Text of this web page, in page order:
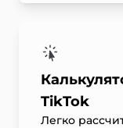
TikTok
Легко